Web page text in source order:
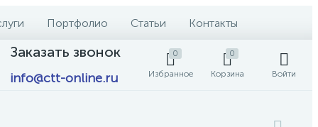
Портфолио Статьи Контакты
Заказать звонок
info@ctt-online.ru
0
Избранное
0
Корзина Войти